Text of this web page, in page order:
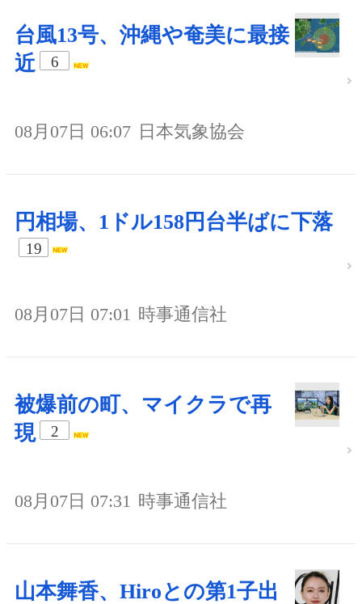
台風13号、沖縄や奄美に最接
近
6
08月07日 06:07 日本気象協会
円相場、1ドル158円台半ばに下落
19
08月07日 07:01 時事通信社
被爆前の町、マイクラで再
現
2
08月07日 07:31 時事通信社
山本舞香、Hiroとの第1子出